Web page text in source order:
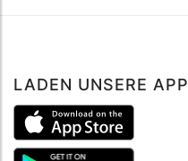
LADEN UNSERE APP